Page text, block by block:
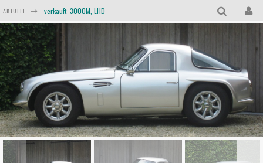
AKTUELL verkauft: 3000M, LHD
verkauft: 3000S, LHD
verkauft: TVR 3000, LHD
verkauft: Scimitar SE6b, RHD
verkauft: Taimar, RHD
verkauft: TVR Trident, RHD